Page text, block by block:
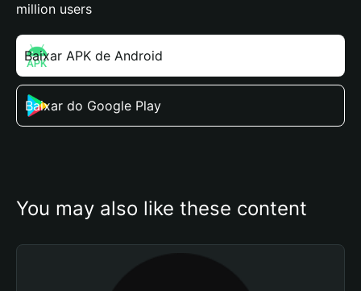
million users
Baixar APK de Android
Baixar do Google Play
You may also like these content